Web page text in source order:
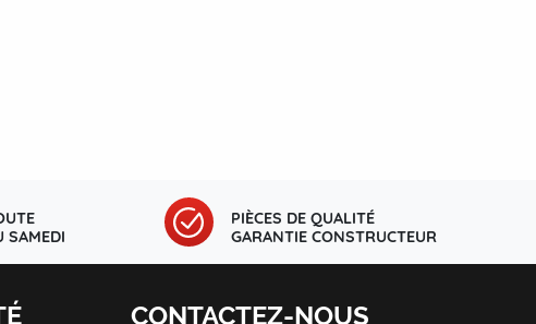
SAMEDI
PIÈCES DE QUALITÉ
GARANTIE CONSTRUCTEUR
CONTACTEZ-NOUS